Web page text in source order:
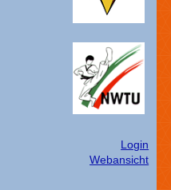
Login
Webansicht